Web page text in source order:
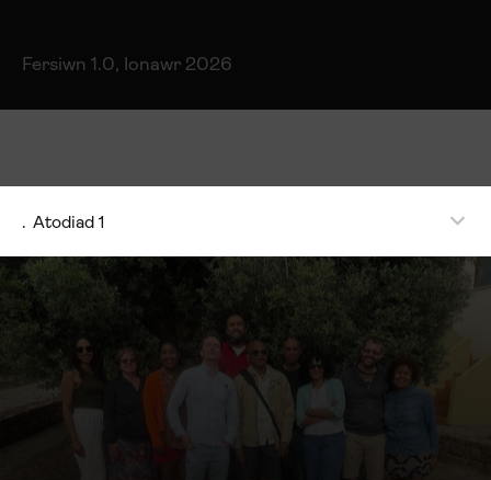
Fersiwn 1.0, Ionawr 2026
. Atodiad 1